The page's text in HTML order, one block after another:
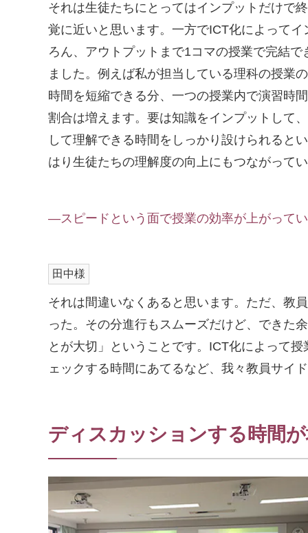
それは生徒たちにとってはインプットだけで
覚に近いと思います。一方でICT化によってイ
ろん、アウトプットまで1コマの授業で完結で
ました。例えば私が担当している理科の授業
時間を短縮できる分、一つの授業内で演習時
割合は増えます。要は知識をインプットして
して理解できる時間をしっかり設けられると
はり生徒たちの理解度の向上にもつながって
―スピードという面で授業の効率が上がって
田中様
それは間違いなくあると思います。ただ、教
った。その分進行もスムーズだけど、できた
とが大切」ということです。ICT化によって
ェックする時間にあてるなど、我々教員サイ
ディスカッションする時間